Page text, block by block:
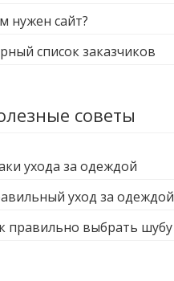
нужен сайт?
список заказчиков
советы
ухода за одеждой
уход за одеждой
правильно выбрать шубу